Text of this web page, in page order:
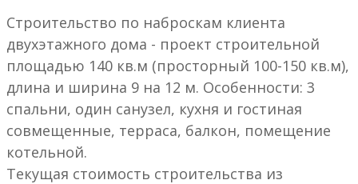
Строительство по наброскам клиента
двухэтажного дома - проект строительной
площадью 140 кв.м (просторный 100-150 кв.м),
длина и ширина 9 на 12 м. Особенности: 3
спальни, один санузел, кухня и гостиная
совмещенные, терраса, балкон, помещение
котельной.
Текущая стоимость строительства из